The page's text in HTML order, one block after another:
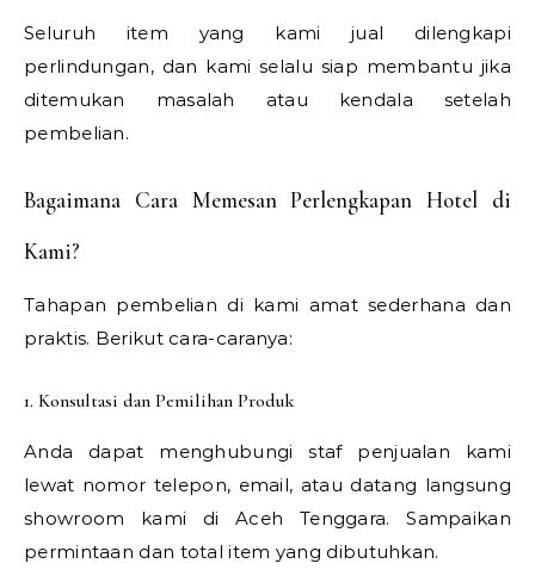
Seluruh item yang kami jual dilengkapi
perlindungan, dan kami selalu siap membantu jika
ditemukan masalah atau kendala setelah
pembelian.
Bagaimana Cara Memesan Perlengkapan Hotel di
Kami?
Tahapan pembelian di kami amat sederhana dan
praktis. Berikut cara-caranya:
1. Konsultasi dan Pemilihan Produk
Anda dapat menghubungi staf penjualan kami
lewat nomor telepon, email, atau datang langsung
showroom kami di Aceh Tenggara. Sampaikan
permintaan dan total item yang dibutuhkan.